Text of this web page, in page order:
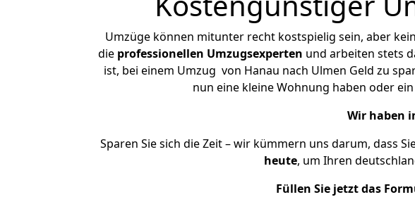
Umzüge können mitunter recht kostspielig sein, aber
die professionellen Umzugsexperten und arbeiten stets
ist, bei einem Umzug von Hanau nach Ulmen Geld zu
nun eine kleine Wohnung haben oder
Wir haben
Sparen Sie sich die Zeit – wir kümmern uns darum, dass
heute, um Ihren
Füllen Sie jetzt das